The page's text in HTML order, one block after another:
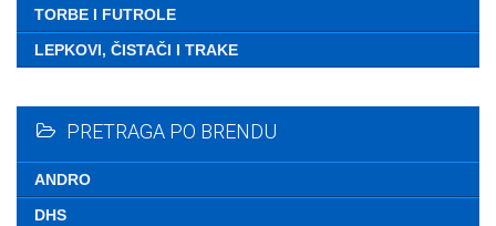
TORBE I FUTROLE
LEPKOVI, ČISTAČI I TRAKE
PRETRAGA PO BRENDU
ANDRO
DHS